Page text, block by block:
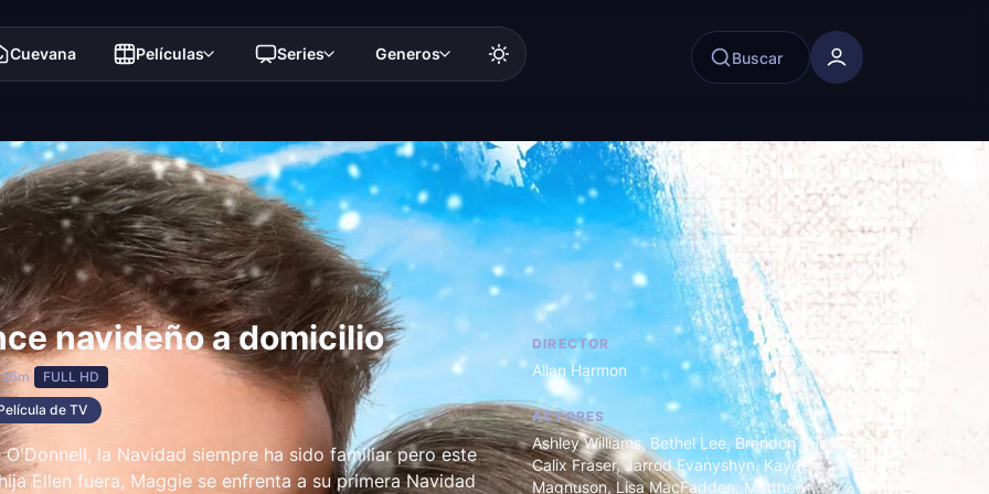
Cuevana Películas Series Generos Buscar
navideño a domicilio
25m
FULL HD
de TV
O'Donnell, la Navidad siempre ha sido familiar pero este
Ellen fuera, Maggie se enfrenta a su primera Navidad
DIRECTOR
Allan Harmon
ACTORES
Ashley Williams, Bethel Lee,Brendon Zub,
Calix Fraser,Jarrod Evanyshyn,Kayden
Magnuson,Lisa MacFadden, Matthew